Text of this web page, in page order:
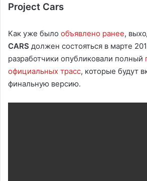
Project Cars
Как уже было объявлено ранее,
CARS должен состояться в марте
разработчики опубликовали полный
официальных трасс, которые будут
финальную версию.